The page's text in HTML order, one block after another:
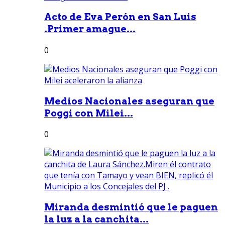
Acto de Eva Perón en San Luis
.Primer amague...
0
Medios Nacionales aseguran que
Poggi con Milei...
0
Miranda desmintió que le paguen
la luz a la canchita...